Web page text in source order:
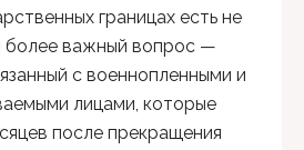
границах есть не
более важный вопрос —
с военнопленными и
лицами, которые
после прекращения